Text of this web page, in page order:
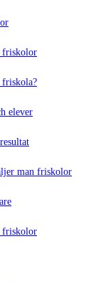
friskolor
friskola?
elever
man friskolor
friskolor